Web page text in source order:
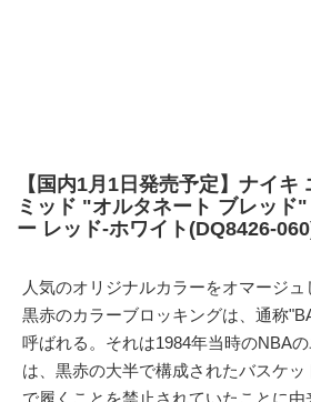
【国内1月1日発売予定】ナイキ
ミッド "オルタネート ブレッド
ー レッド-ホワイト(DQ8426-
人気のオリジナルカラーをオマージュ
黒赤のカラーブロッキングは、通称
呼ばれる。それは1984年当時のNBA
は、黒赤の大半で構成されたバスケ
で履くことを禁止されていたことに由